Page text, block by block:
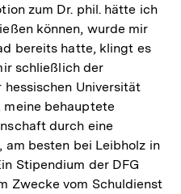
zum Dr. phil. hätte ich
können, wurde mir
bereits hatte, klingt es
schließlich der
Universität
behauptete
durch eine
am besten bei Leibholz in
Stipendium der DFG
Zwecke vom Schuldienst